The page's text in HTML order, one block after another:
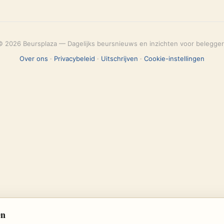
2026 Beursplaza — Dagelijks beursnieuws en inzichten voor
Over ons · Privacybeleid · Uitschrijven · Cookie-instellingen